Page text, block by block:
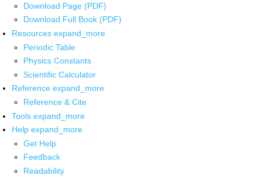
Download Page (PDF)
Download Full Book (PDF)
Resources expand_more
Periodic Table
Physics Constants
Scientific Calculator
Reference expand_more
Reference & Cite
Tools expand_more
Help expand_more
Get Help
Feedback
Readability